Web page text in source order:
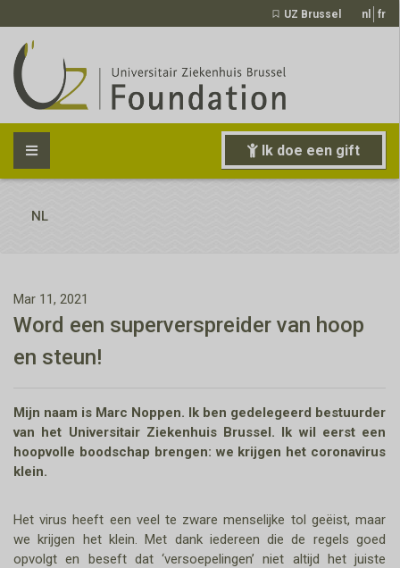
UZ Brussel nl fr
Ik doe een gift
NL
Mar 11, 2021
Word een superverspreider van hoop
en steun!
Mijn naam is Marc Noppen. Ik ben gedelegeerd bestuurder
van het Universitair Ziekenhuis Brussel. Ik wil eerst een
hoopvolle boodschap brengen: we krijgen het coronavirus
klein.
Het virus heeft een veel te zware menselijke tol geëist, maar
we krijgen het klein. Met dank iedereen die de regels goed
opvolgt en beseft dat ‘versoepelingen’ niet altijd het juiste